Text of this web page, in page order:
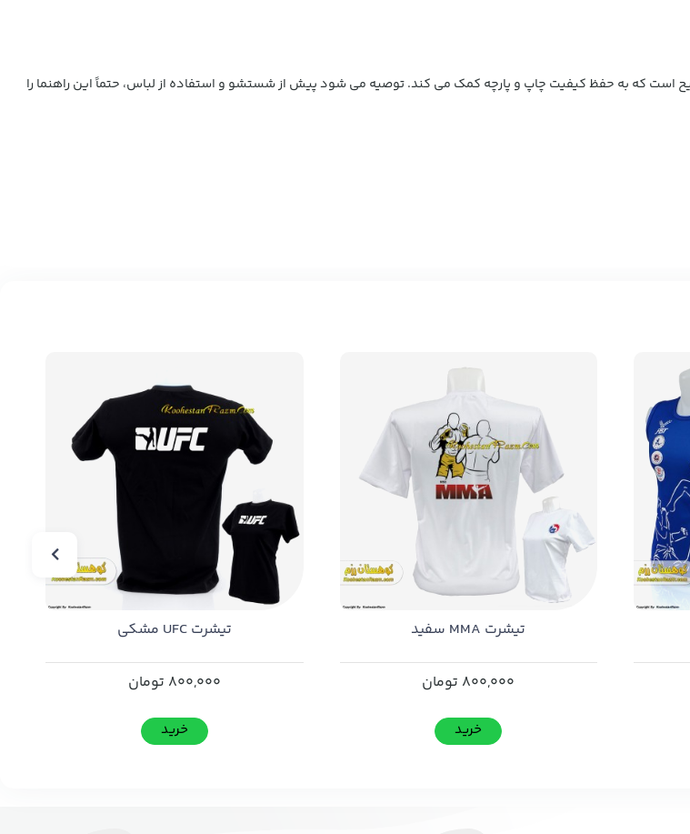
که به حفظ کیفیت چاپ و پارچه کمک می کند. توصیه می شود پیش از شستشو و استفاده از لباس، حتماً این راهنما را
تیشرت MMA سفید
800,000 تومان
خرید
تیشرت UFC مشکی
800,000 تومان
خرید